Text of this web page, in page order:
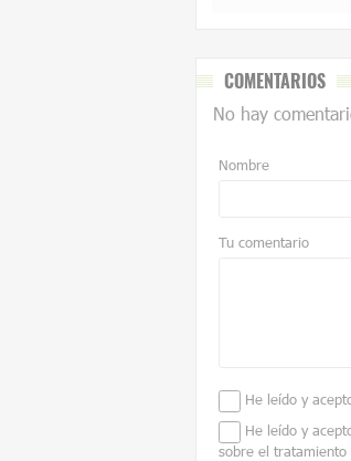
COMENTARIOS
No hay
Nombre
Tu comentario
He leído y
He leído y
sobre el